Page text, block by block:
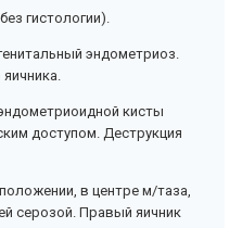
гистологии).
эндометриоз.
кисты
доступом. Деструкция
в центре м/таза,
серозой. Правый яичник